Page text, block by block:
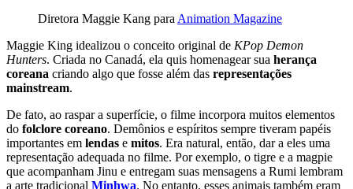
Diretora Maggie Kang paraAnimation Magazine
Maggie King idealizou o conceito original de KPop Demon
Hunters. Criada no Canadá, ela quis homenagear sua herança
coreana criando algo que fosse além das representações
mainstream.
De fato, ao raspar a superfície, o filme incorpora muitos elementos
do folclore coreano. Demônios e espíritos sempre tiveram papéis
importantes em lendas e mitos. Era natural, então, dar a eles uma
representação adequada no filme. Por exemplo, o tigre e a magpie
que acompanham Jinu e entregam suas mensagens a Rumi lembram
a arte tradicional Minhwa. No entanto, esses animais também eram